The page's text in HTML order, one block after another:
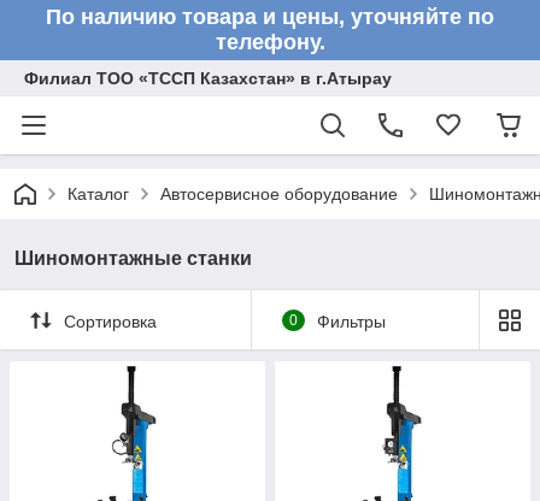
По наличию товара и цены, уточняйте по
телефону.
Филиал ТОО «ТССП Казахстан» в г.Атырау
Каталог Автосервисное оборудование
Шиномонтажные станки
Сортировка 0 Фильтры